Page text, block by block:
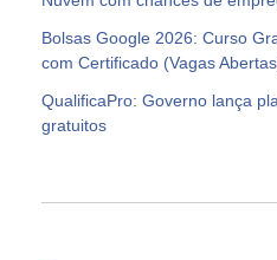
Bolsas Google 2026: Curso
com Certificado (Vagas
QualificaPro: Governo lança
gratuitos